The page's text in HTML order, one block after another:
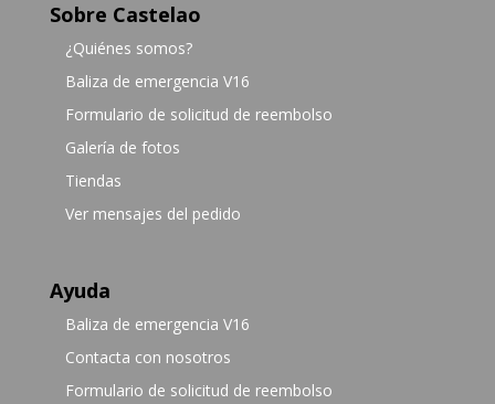
Sobre Castelao
¿Quiénes somos?
Baliza de emergencia V16
Formulario de solicitud de reembolso
Galería de fotos
Tiendas
Ver mensajes del pedido
Ayuda
Baliza de emergencia V16
Contacta con nosotros
Formulario de solicitud de reembolso